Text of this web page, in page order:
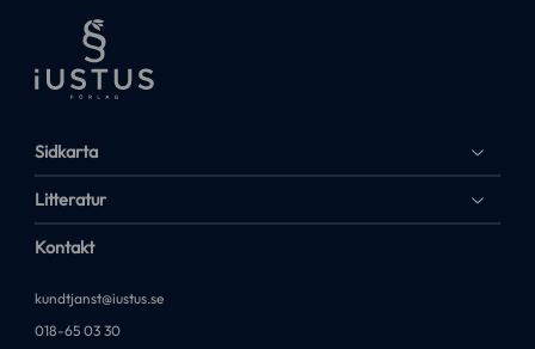
Sidkarta
Litteratur
Kontakt
kundtjanst@iustus.se
018-65 03 30